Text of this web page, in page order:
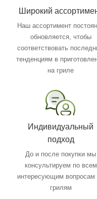
Широкий
Наш ассортимент
обновляется, чтобы
соответствовать
тенденциям в
на гриле
Индивидуальный
подход
До и после покупки мы
консультируем по всем
интересующим вопросам
грилям